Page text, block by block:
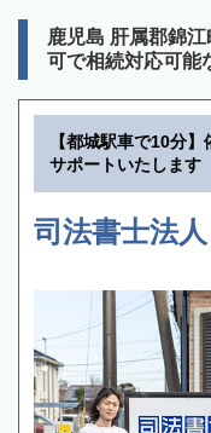
鹿児島 肝属郡錦
可で相続対応可能
【都城駅車で10分
サポートいたします
司法書士法